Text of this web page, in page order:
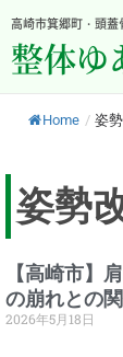
容
を
高崎市箕郷町・頭
整体ゆ
Home / 姿
姿勢
【高崎市】
の崩れとの
2026年5月18日